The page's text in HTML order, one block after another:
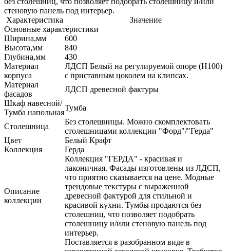
стеновую панель под интерьер.
Характеристика
Значение
Основные характеристики
Ширина,мм
600
Высота,мм
840
Глубина,мм
430
Материал
корпуса
ЛДСП Белый на регулируемой опоре (H100)
с приставным цоколем на клипсах.
Материал
фасадов
ЛДСП древесной фактуры
Шкаф навесной/
Тумба напольная
Тумба
Столешница
Без столешницы. Можно скомплектовать
столешницами коллекции "Форд"/"Герда"
Цвет
Белый Крафт
Коллекция
Герда
Описание
коллекции
Коллекция "ГЕРДА" - красивая и
лаконичная. Фасады изготовлены из ЛДСП,
что приятно сказывается на цене. Модные
трендовые текстуры с выраженной
древесной фактурой для стильной и
красивой кухни. Тумбы продаются без
столешниц, что позволяет подобрать
столешницу и/или стеновую панель под
интерьер.
Поставляется в разобранном виде в